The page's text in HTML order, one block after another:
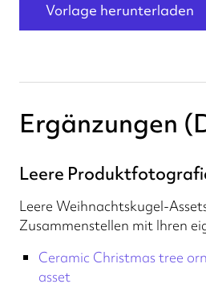
Vorlage herunterladen
Ergänzungen
Leere
Leere Weihnachtskugel-
Zusammenstellen mit Ihren
Ceramic Christmas tree
asset